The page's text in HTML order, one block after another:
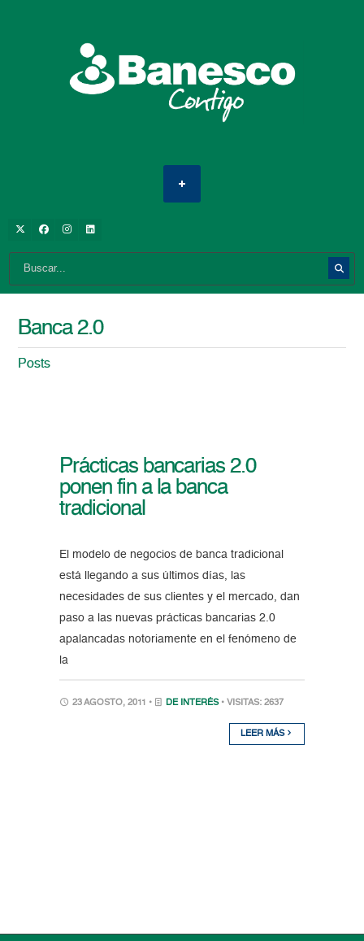
Banca 2.0
Posts
Prácticas bancarias 2.0
ponen fin a la banca
tradicional
El modelo de negocios de banca tradicional
está llegando a sus últimos días, las
necesidades de sus clientes y el mercado, dan
paso a las nuevas prácticas bancarias 2.0
apalancadas notoriamente en el fenómeno de
la
23 AGOSTO, 2011 • DE INTERÉS • VISITAS: 2637
LEER MÁS